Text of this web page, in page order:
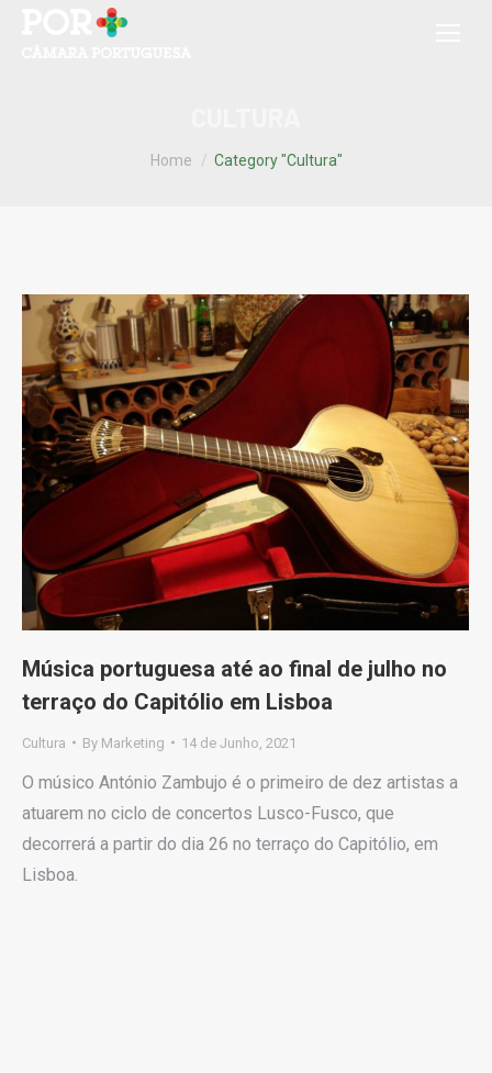
You are here:
Home Category "Cultura"
Música portuguesa até ao final de julho no
terraço do Capitólio em Lisboa
Cultura By Marketing 14 de Junho, 2021
O músico António Zambujo é o primeiro de dez artistas a
atuarem no ciclo de concertos Lusco-Fusco, que
decorrerá a partir do dia 26 no terraço do Capitólio, em
Lisboa.